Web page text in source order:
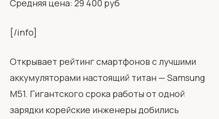
Средняя цена: 29 400 руб
[/info]
Открывает рейтинг смартфонов с лучшими
аккумуляторами настоящий титан — Samsung
M51. Гигантского срока работы от одной
зарядки корейские инженеры добились